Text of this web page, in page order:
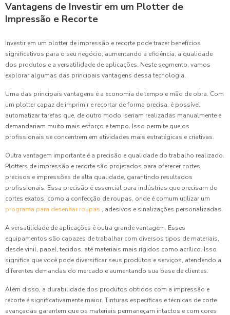
Vantagens de Investir em um Plotter de
Impressão e Recorte
Investir em um plotter de impressão e recorte pode trazer benefícios
significativos para o seu negócio, aumentando a eficiência, a qualidade
dos produtos e a versatilidade de aplicações. Neste segmento, vamos
explorar algumas das principais vantagens dessa tecnologia.
Uma das principais vantagens é a economia de tempo e mão de obra. Com
um plotter capaz de imprimir e recortar de forma precisa, é possível
automatizar tarefas que, de outro modo, seriam realizadas manualmente e
demandariam muito mais esforço e tempo. Isso permite que os
profissionais se concentrem em atividades mais estratégicas e criativas.
Outra vantagem importante é a precisão e qualidade do trabalho realizado.
Plotters de impressão e recorte são projetados para oferecer cortes
precisos e impressões de alta qualidade, garantindo resultados
profissionais. Essa precisão é essencial para indústrias que precisam de
cortes exatos, como a confecção de roupas, onde é comum utilizar um
programa para desenhar roupas , adesivos e sinalizações personalizadas.
A versatilidade de aplicações é outra grande vantagem. Esses
equipamentos são capazes de trabalhar com diversos tipos de materiais,
desde vinil, papel, tecidos, até materiais mais rígidos como acrílico. Isso
significa que você pode diversificar seus produtos e serviços, atendendo a
diferentes demandas do mercado e aumentando sua base de clientes.
Além disso, a durabilidade dos produtos obtidos com a impressão e
recorte é significativamente maior. Tinturas específicas e técnicas de corte
avançadas garantem que os materiais permaneçam intactos e com cores